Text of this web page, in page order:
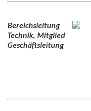
Bereichsleitung
Technik, Mitglied
Geschäftsleitung